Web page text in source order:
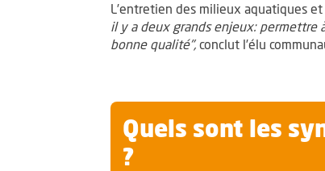
L’entretien des milieux aquatiques
il y a deux grands enjeux: permettre
bonne qualité", conclut l’élu
Quels sont les
?